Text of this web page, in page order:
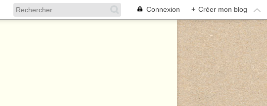
Connexion + Créer mon blog